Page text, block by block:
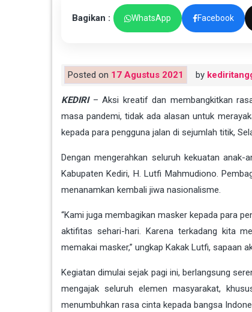
Bagikan : WhatsApp Facebook
Posted on 17 Agustus 2021 by
KEDIRI– Aksi kreatif dan membangkitkan
masa pandemi, tidak ada alasan untuk
kepada para pengguna jalan di sejumlah titik,
Dengan mengerahkan seluruh kekuatan
Kabupaten Kediri, H. Lutfi Mahmudiono.
menanamkan kembali jiwa nasionalisme.
“Kami juga membagikan masker kepada para
aktifitas sehari-hari. Karena terkadang kita
memakai masker,” ungkap Kakak Lutfi, sapaan
Kegiatan dimulai sejak pagi ini, berlangsung
mengajak seluruh elemen masyarakat,
menumbuhkan rasa cinta kepada bangsa